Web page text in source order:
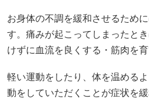
お身体の不調を緩和させるため
す。痛みが起こってしまったと
けずに血流を良くする・筋肉を
軽い運動をしたり、体を温める
動をしていただくことが症状を